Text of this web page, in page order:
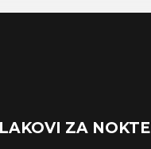
ZA NOKTE